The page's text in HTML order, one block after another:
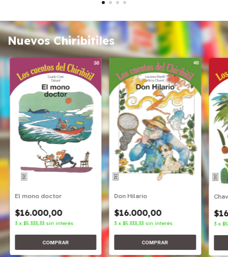
Nuevos Chiribitiles
El mono doctor
$16.000,00
3 x $5.333,33 sin interés
Don Hilario
$16.000,00
3 x$5.333,33 sin interés 3 x